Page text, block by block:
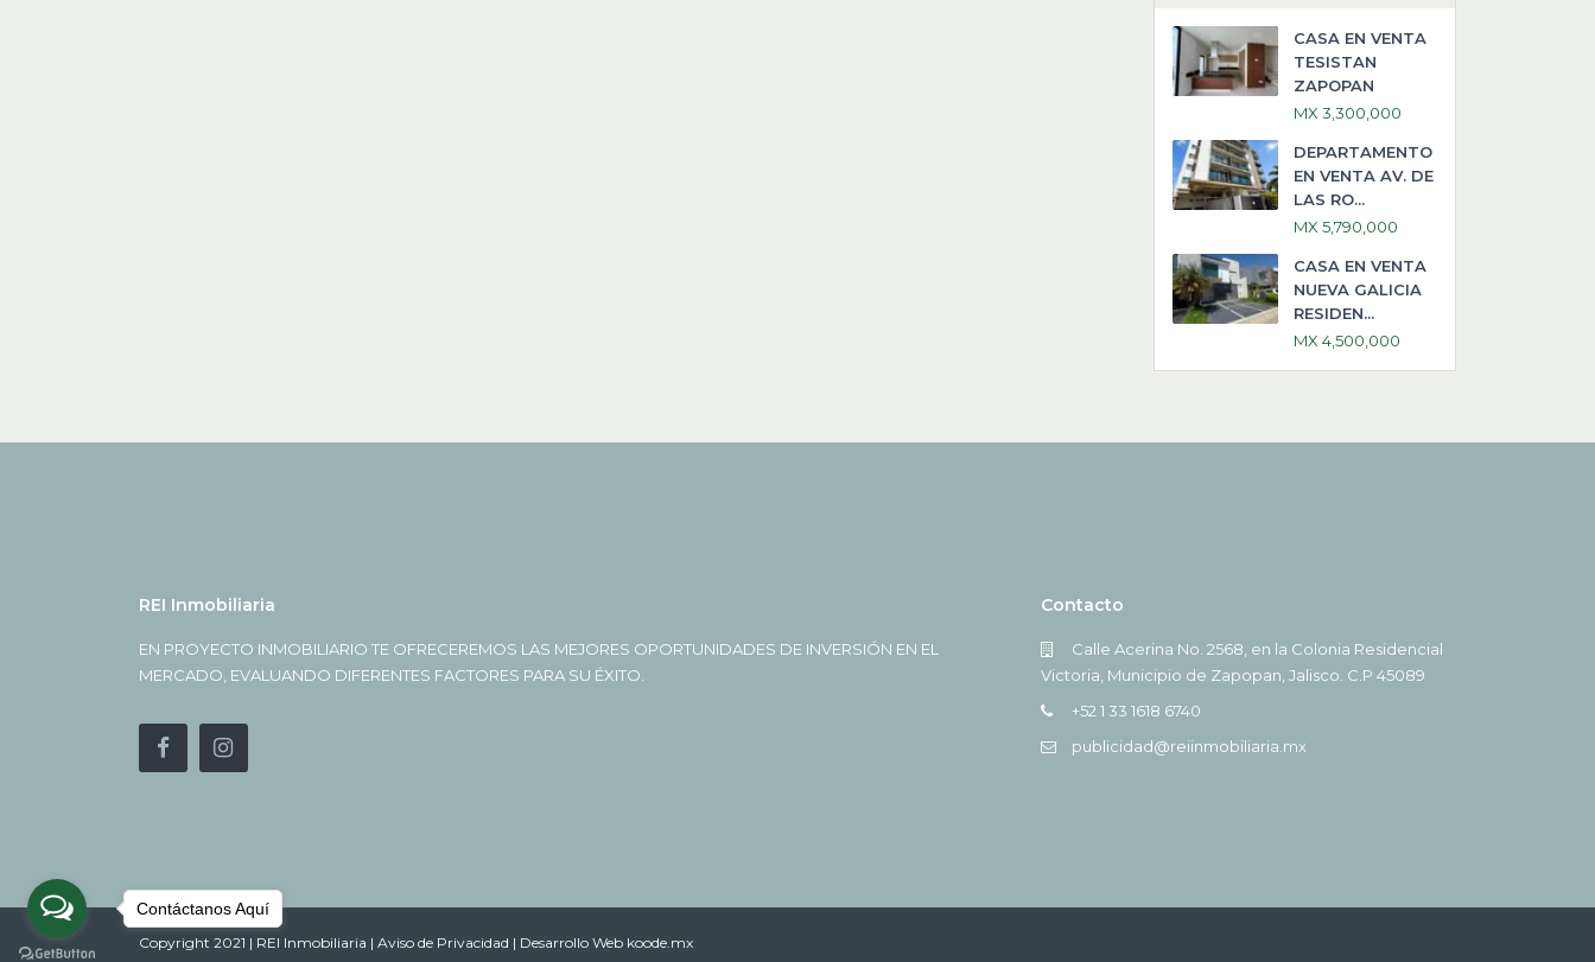
CASA EN VENTA
TESISTAN
ZAPOPAN
MX 3,300,000
DEPARTAMENTO
EN VENTA AV. DE
LAS RO...
MX 5,790,000
CASA EN VENTA
NUEVA GALICIA
RESIDEN...
MX 4,500,000
REI Inmobiliaria
EN PROYECTO INMOBILIARIO TE OFRECEREMOS LAS MEJORES OPORTUNIDADES DE INVERSIÓN EN EL
MERCADO, EVALUANDO DIFERENTES FACTORES PARA SU ÉXITO.
Contacto
Calle Acerina No. 2568, en la Colonia Residencial
Victoria, Municipio de Zapopan, Jalisco. C.P 45089
+52 1 33 1618 6740
publicidad@reiinmobiliaria.mx
Copyright 2021 | REI Inmobiliaria | Aviso de Privacidad | Desarrollo Web koode.mx
Contáctanos Aquí